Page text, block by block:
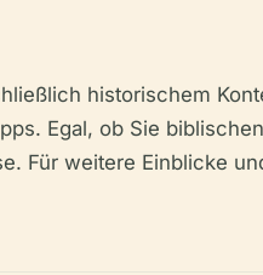
historischem
Egal, ob Sie
Für weitere Einblicke